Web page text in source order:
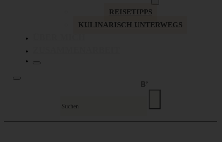
REISETIPPS
KULINARISCH UNTERWEGS